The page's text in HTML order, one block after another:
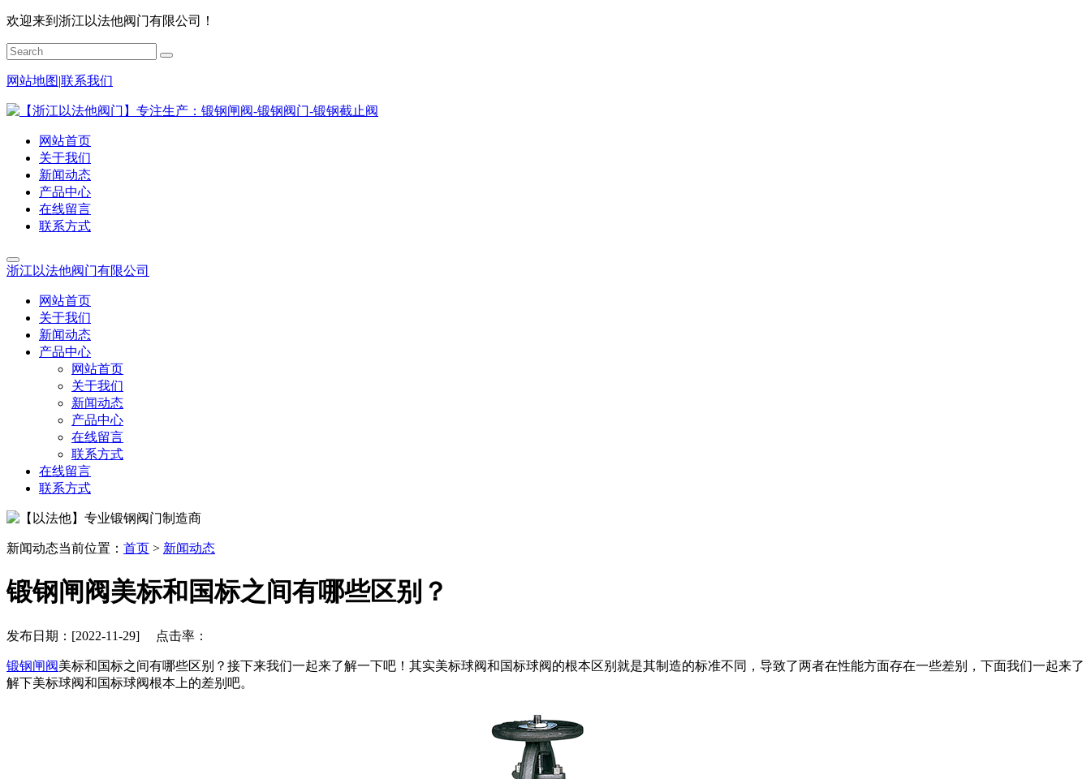
欢迎来到浙江以法他阀门有限公司！
网站地图|联系我们
网站首页
关于我们
新闻动态
产品中心
在线留言
联系方式
浙江以法他阀门有限公司
网站首页
关于我们
新闻动态
产品中心
网站首页
关于我们
新闻动态
产品中心
在线留言
联系方式
在线留言
联系方式
新闻动态当前位置： 首页 > 新闻动态
锻钢闸阀美标和国标之间有哪些区别？
发布日期：[2022-11-29] 点击率：
锻钢闸阀美标和国标之间有哪些区别？接下来我们一起来了解一下吧！其实美标球阀和国标球阀的根本区别就是其制造的标准不同，导致了两者在性能方面存在一些差别，下面我们一起来了
解下美标球阀和国标球阀根本上的差别吧。